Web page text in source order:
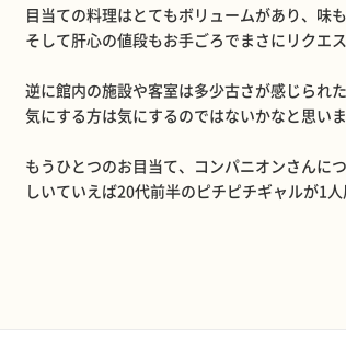
目当ての料理はとてもボリュームがあり、味
そして肝心の値段もお手ごろでまさにリクエ
逆に館内の施設や客室は多少古さが感じられた
気にする方は気にするのではないかなと思いま
もうひとつのお目当て、コンパニオンさんに
しいていえば20代前半のピチピチギャルが1